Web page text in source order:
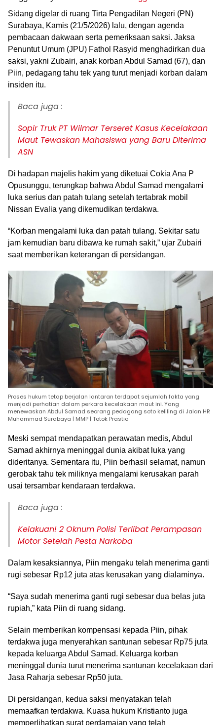
Sidang digelar di ruang Tirta Pengadilan Negeri (PN)
Surabaya, Kamis (21/5/2026) lalu, dengan agenda
pembacaan dakwaan serta pemeriksaan saksi. Jaksa
Penuntut Umum (JPU) Fathol Rasyid menghadirkan dua
saksi, yakni Zubairi, anak korban Abdul Samad (67), dan
Piin, pedagang tahu tek yang turut menjadi korban dalam
insiden itu.
Baca juga :
Sopir Truk PT Wilmar Terseret Kasus Kecelakaan
Maut Tewaskan Mahasiswa yang Baru Diterima
ASN
Di hadapan majelis hakim yang diketuai Cokia Ana P
Opusunggu, terungkap bahwa Abdul Samad mengalami
luka serius dan patah tulang setelah tertabrak mobil
Nissan Evalia yang dikemudikan terdakwa.
“Korban mengalami luka dan patah tulang. Sekitar satu
jam kemudian baru dibawa ke rumah sakit,” ujar Zubairi
saat memberikan keterangan di persidangan.
Proses hukum tetap berjalan lantaran terdapat sejumlah fakta yang
menjadi perhatian dalam perkara kecelakaan maut ini. Yang
menewaskan Abdul Samad seorang pedagang soto keliling di Jalan HR
Muhammad Surabaya | MMP | Totok Prastio
Meski sempat mendapatkan perawatan medis, Abdul
Samad akhirnya meninggal dunia akibat luka yang
dideritanya. Sementara itu, Piin berhasil selamat, namun
gerobak tahu tek miliknya mengalami kerusakan parah
usai tersambar kendaraan terdakwa.
Baca juga :
Kelakuan! 2 Oknum Polisi Terlibat Perampasan
Motor Setelah Pesta Narkoba
Dalam kesaksiannya, Piin mengaku telah menerima ganti
rugi sebesar Rp12 juta atas kerusakan yang dialaminya.
“Saya sudah menerima ganti rugi sebesar dua belas juta
rupiah,” kata Piin di ruang sidang.
Selain memberikan kompensasi kepada Piin, pihak
terdakwa juga menyerahkan santunan sebesar Rp75 juta
kepada keluarga Abdul Samad. Keluarga korban
meninggal dunia turut menerima santunan kecelakaan dari
Jasa Raharja sebesar Rp50 juta.
Di persidangan, kedua saksi menyatakan telah
memaafkan terdakwa. Kuasa hukum Kristianto juga
memperlihatkan surat perdamaian yang telah